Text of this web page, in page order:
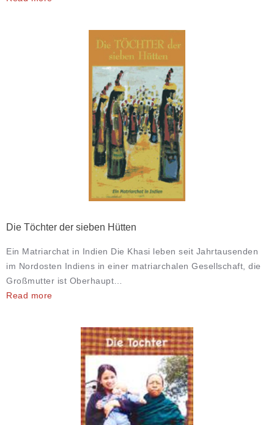
Die Töchter der sieben Hütten
Ein Matriarchat in Indien Die Khasi leben seit Jahrtausenden
im Nordosten Indiens in einer matriarchalen Gesellschaft, die
Großmutter ist Oberhaupt…
Read more